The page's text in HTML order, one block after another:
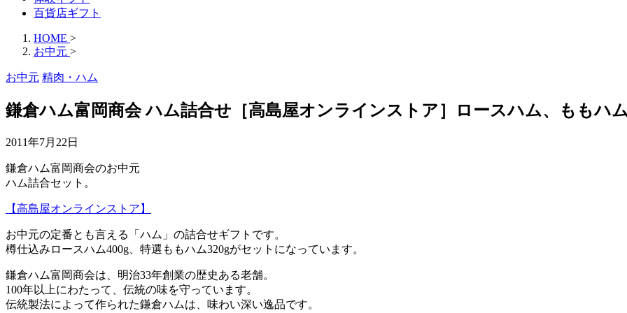
百貨店ギフト
HOME >
お中元 >
お中元 精肉・ハム
鎌倉ハム富岡商会 ハム詰合せ［高島屋オンラインストア］ロースハム、ももハ
2011年7月22日
鎌倉ハム富岡商会のお中元
ハム詰合セット。
【高島屋オンラインストア】
お中元の定番とも言える「ハム」の詰合せギフトです。
樽仕込みロースハム400g、特選ももハム320gがセットになっています。
鎌倉ハム富岡商会は、明治33年創業の歴史ある老舗。
100年以上にわたって、伝統の味を守っています。
伝統製法によって作られた鎌倉ハムは、味わい深い逸品です。